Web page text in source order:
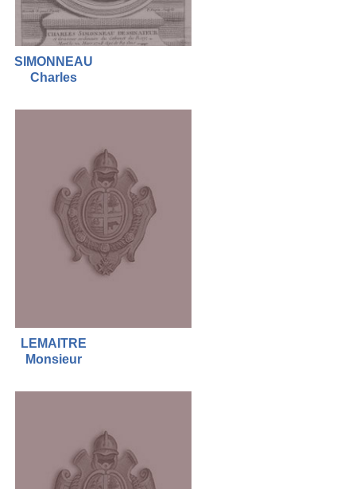
SIMONNEAU
Charles
LEMAITRE
Monsieur